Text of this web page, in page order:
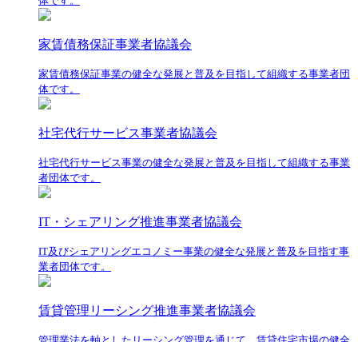
家賃債務保証事業者協議会
家賃債務保証事業の健全な発展と普及を目指して組織する事業者団
体です。
社宅代行サービス事業者協議会
社宅代行サービス事業の健全な発展と普及を目指して組織する事業
者団体です。
IT・シェアリング推進事業者協議会
IT及びシェアリングエコノミー事業の健全な発展と普及を目指す事
業者団体です。
賃貸管理リーシング推進事業者協議会